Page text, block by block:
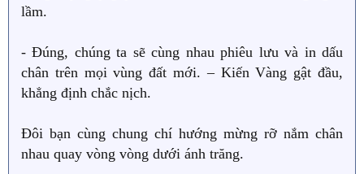
lầm.
- Đúng, chúng ta sẽ cùng nhau phiêu lưu và in dấu
chân trên mọi vùng đất mới. – Kiến Vàng gật đầu,
khẳng định chắc nịch.
Đôi bạn cùng chung chí hướng mừng rỡ nắm chân
nhau quay vòng vòng dưới ánh trăng.